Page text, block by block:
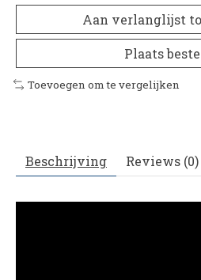
Aan verlanglijst
Plaats
Toevoegen om te vergelijken
Beschrijving Reviews (0)